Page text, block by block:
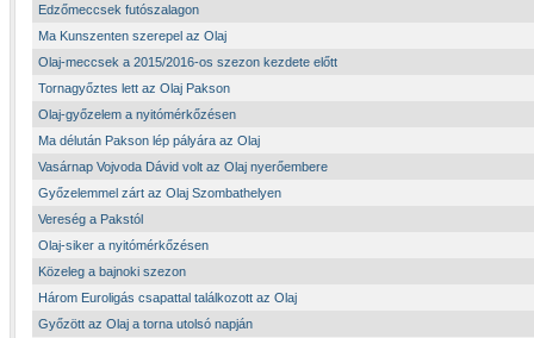
Edzőmeccsek futószalagon
Ma Kunszenten szerepel az Olaj
Olaj-meccsek a 2015/2016-os szezon kezdete előtt
Tornagyőztes lett az Olaj Pakson
Olaj-győzelem a nyitómérkőzésen
Ma délután Pakson lép pályára az Olaj
Vasárnap Vojvoda Dávid volt az Olaj nyerőembere
Győzelemmel zárt az Olaj Szombathelyen
Vereség a Pakstól
Olaj-siker a nyitómérkőzésen
Közeleg a bajnoki szezon
Három Euroligás csapattal találkozott az Olaj
Győzött az Olaj a torna utolsó napján